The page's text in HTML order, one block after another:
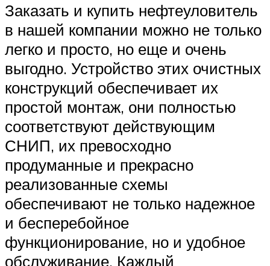
Заказать и купить нефтеуловитель
в нашей компании можно не только
легко и просто, но еще и очень
выгодно. Устройство этих очистных
конструкций обеспечивает их
простой монтаж, они полностью
соответствуют действующим
СНИП, их превосходно
продуманные и прекрасно
реализованные схемы
обеспечивают не только надежное
и бесперебойное
функционирование, но и удобное
обслуживание. Каждый